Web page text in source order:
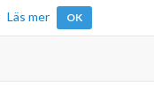
Läs mer OK